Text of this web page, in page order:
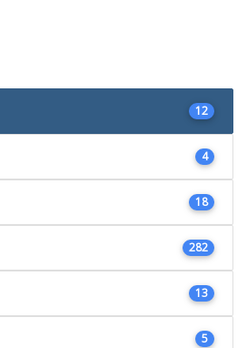
12
4
18
282
13
5